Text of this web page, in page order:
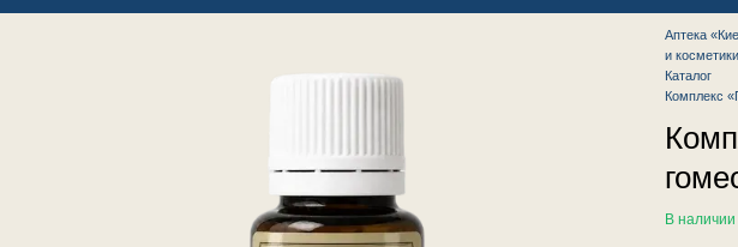
Аптека
и
Каталог
Комплекс
В наличии